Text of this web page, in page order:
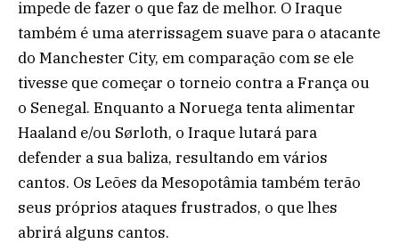
impede de fazer o que faz de melhor. O Iraque
também é uma aterrissagem suave para o atacante
do Manchester City, em comparação com se ele
tivesse que começar o torneio contra a França ou
o Senegal. Enquanto a Noruega tenta alimentar
Haaland e/ou Sørloth, o Iraque lutará para
defender a sua baliza, resultando em vários
cantos. Os Leões da Mesopotâmia também terão
seus próprios ataques frustrados, o que lhes
abrirá alguns cantos.